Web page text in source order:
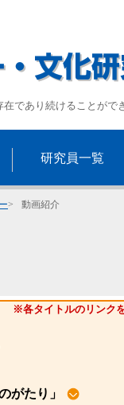
であり続けることがで
研究員一覧
> 動画紹介
※各タイトルのリンク
たり」